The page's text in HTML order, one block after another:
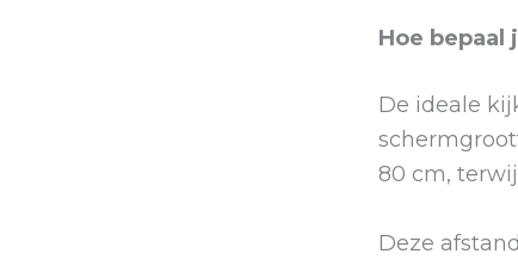
Hoe
De ideale
80 cm,
Deze